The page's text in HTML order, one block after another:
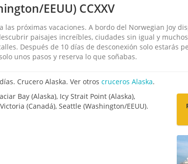
EEUU) CCXXV
próximas vacaciones. A bordo del Norwegian Joy
paisajes increíbles, ciudades sin igual y
Después de 10 días de desconexión solo estarás
unos pasos y reserva lo que soñabas.
Crucero Alaska. Ver otroscruceros Alaska.
Bay (Alaska), Icy Strait Point (Alaska),
(Canadá), Seattle (Washington/EEUU).